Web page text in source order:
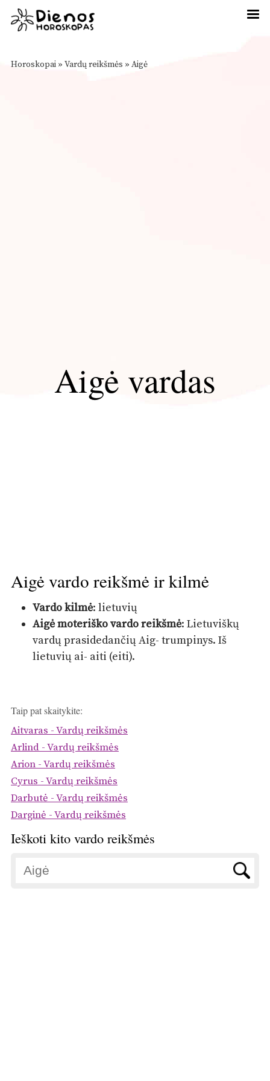
Horoskopai » Vardų reikšmės » Aigė
Aigė vardas
Aigė vardo reikšmė ir kilmė
Vardo kilmė: lietuvių
Aigė moteriško vardo reikšmė: Lietuviškų
vardų prasidedančių Aig- trumpinys. Iš
lietuvių ai- aiti (eiti).
Taip pat skaitykite:
Aitvaras - Vardų reikšmės
Arlind - Vardų reikšmės
Arion - Vardų reikšmės
Cyrus - Vardų reikšmės
Darbutė - Vardų reikšmės
Darginė - Vardų reikšmės
Ieškoti kito vardo reikšmės